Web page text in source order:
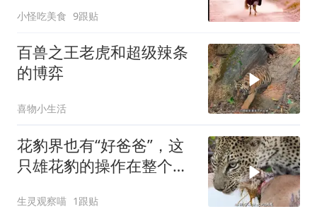
小怪吃美食 9跟贴
百兽之王老虎和超级辣条
的博弈
喜物小生活
花豹界也有“好爸爸”，这
只雄花豹的操作在整个草
生灵观察喵 1跟贴